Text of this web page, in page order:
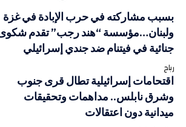
بسبب مشاركته في حرب الإبادة في غزة
ولبنان…مؤسسة “هند رجب” تقدم
جنائية في فيتنام ضد جندي إسرائيلي
رباح
اقتحامات إسرائيلية تطال قرى جنوب
وشرق نابلس.. مداهمات وتحقيقات
ميدانية دون اعتقالات